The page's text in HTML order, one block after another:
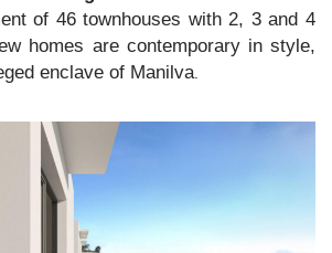
of 46 townhouses with 2, 3 and 4
homes are contemporary in style,
enclave of Manilva